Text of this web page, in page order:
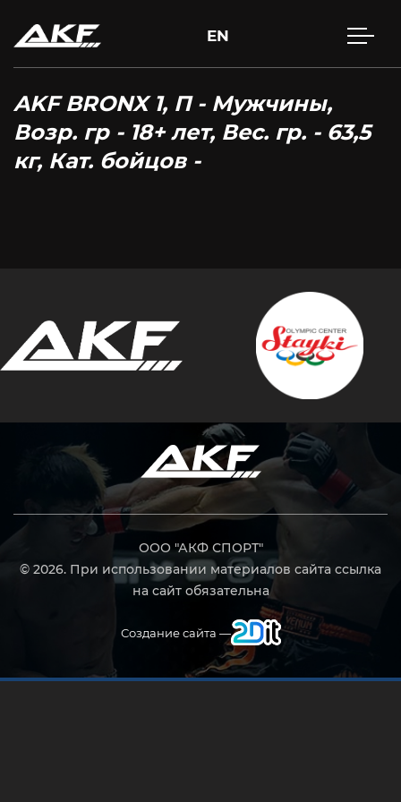
EN
AKF BRONX 1, П - Мужчины,
Возр. гр - 18+ лет, Вес. гр. - 63,5
кг, Кат. бойцов -
ООО "АКФ СПОРТ"
© 2026. При использовании материалов сайта ссылка
на сайт обязательна
Создание сайта —